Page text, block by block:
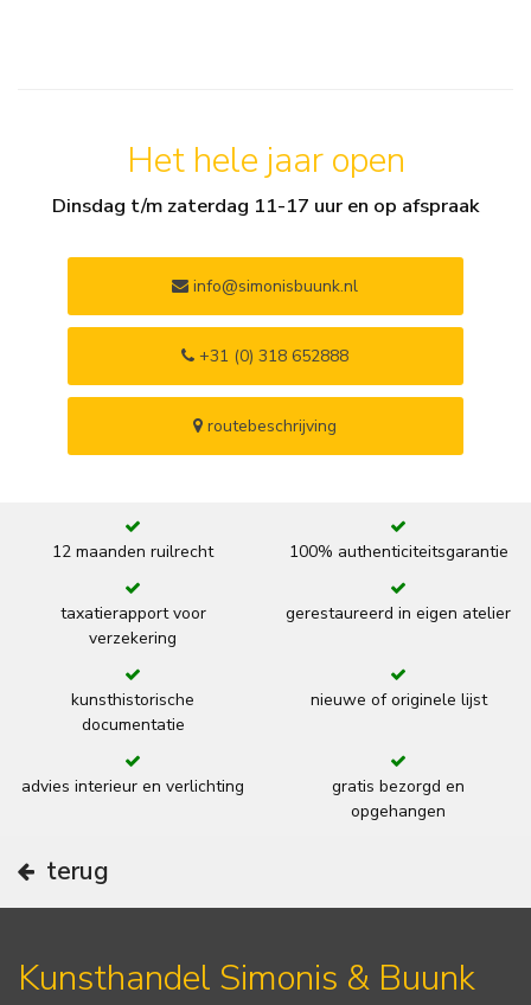
Het hele jaar open
Dinsdag t/m zaterdag 11-17 uur en op afspraak
info@simonisbuunk.nl
+31 (0) 318 652888
routebeschrijving
12 maanden ruilrecht 100% authenticiteitsgarantie
taxatierapport voor
verzekering
gerestaureerd in eigen atelier
kunsthistorische
documentatie
nieuwe of originele lijst
advies interieur en verlichting
gratis bezorgd en
opgehangen
terug
Kunsthandel Simonis & Buunk